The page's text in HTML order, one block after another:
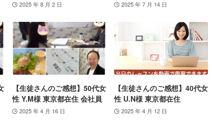
2025 年 8 月 2 日 2025 年 7 月 14 日
【生徒さんのご感想】50代女
性 Y.M様 東京都在住 会社員
2025 年 4 月 16 日
【生徒さんのご感想】40代女
性 U.N様 東京都在住
2025 年 4 月 12 日